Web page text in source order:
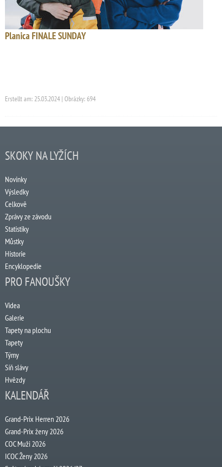
Planica FINALE SUNDAY
Erstellt am: 25.03.2024 | Obrázky: 694
SKOKY NA LYŽÍCH
Novinky
Výsledky
Celkově
Zprávy ze závodu
Statistiky
Můstky
Historie
Encyklopedie
PRO FANOUŠKY
Videa
Galerie
Tapety na plochu
Tapety
Týmy
Síň slávy
Hvězdy
KALENDÁŘ
Grand-Prix Herren 2026
Grand-Prix ženy 2026
COC Muži 2026
ICOC Ženy 2026